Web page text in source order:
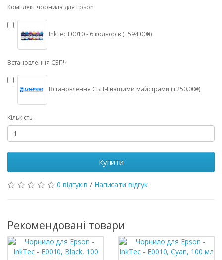
Комплект чорнила для Epson
InkTec E0010 - 6 кольорів (+594.00₴)
Встановлення СБПЧ
Встановлення СБПЧ нашими майстрами (+250.00₴)
Кількість
Купити
0 відгуків / Написати відгук
Рекомендовані товари